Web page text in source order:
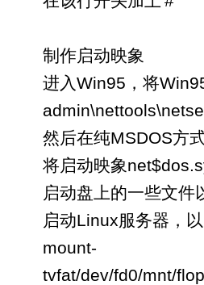
制作启动映象
进入Win95，将
然后在纯MSDOS方
将启动映象
启动盘上的一些文件
启动Linux服务器，
mount-
tvfat/dev/fd0/mnt/